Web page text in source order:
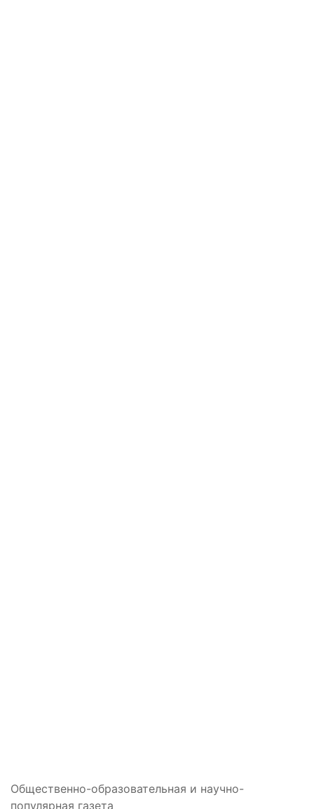
Общественно-образовательная и научно-
популярная газета